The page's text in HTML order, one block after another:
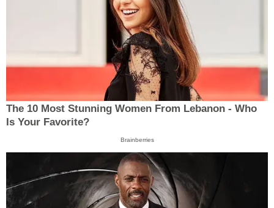
The 10 Most Stunning Women From Lebanon - Who
Is Your Favorite?
Brainberries